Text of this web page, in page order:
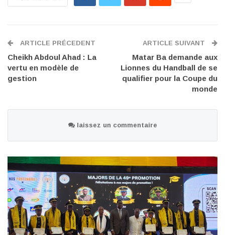
ARTICLE PRÉCEDENT
Cheikh Abdoul Ahad : La
vertu en modèle de
gestion
ARTICLE SUIVANT
Matar Ba demande aux
Lionnes du Handball de se
qualifier pour la Coupe du
monde
laissez un commentaire